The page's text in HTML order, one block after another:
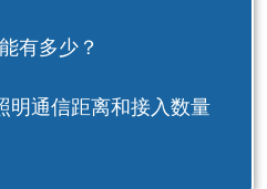
有多少？
明通信距离和接入数量